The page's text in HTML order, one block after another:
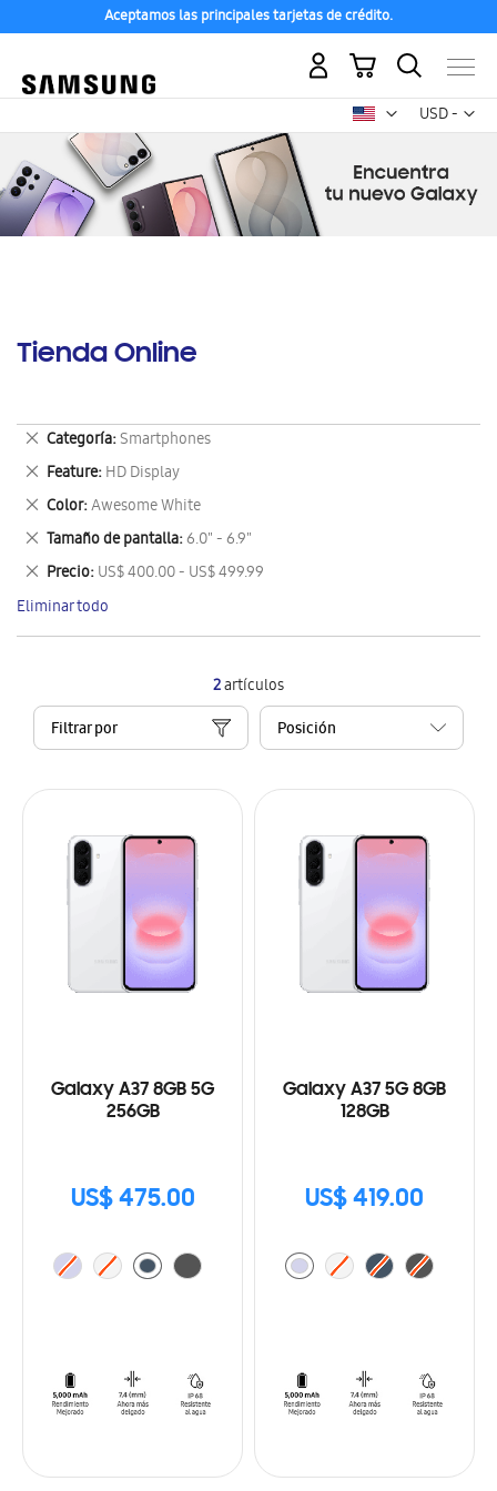
Aceptamos las principales tarjetas de crédito.
USD -
dólar
Mi carrito
Tienda Online
2artículos
Filtrar por
Galaxy A37 8GB 5G
256GB
US$ 475.00
Galaxy A37 5G 8GB
128GB
US$ 419.00
Categoría Smartphones
Eliminar
este
artículo
Feature HD Display
Eliminar
este
artículo
Color Awesome White
Eliminar
este
artículo
Tamaño de pantalla 6.0" - 6.9"
Eliminar
este
artículo
Precio US$ 400.00 - US$ 499.99
Eliminar
este
artículo
Eliminar todo